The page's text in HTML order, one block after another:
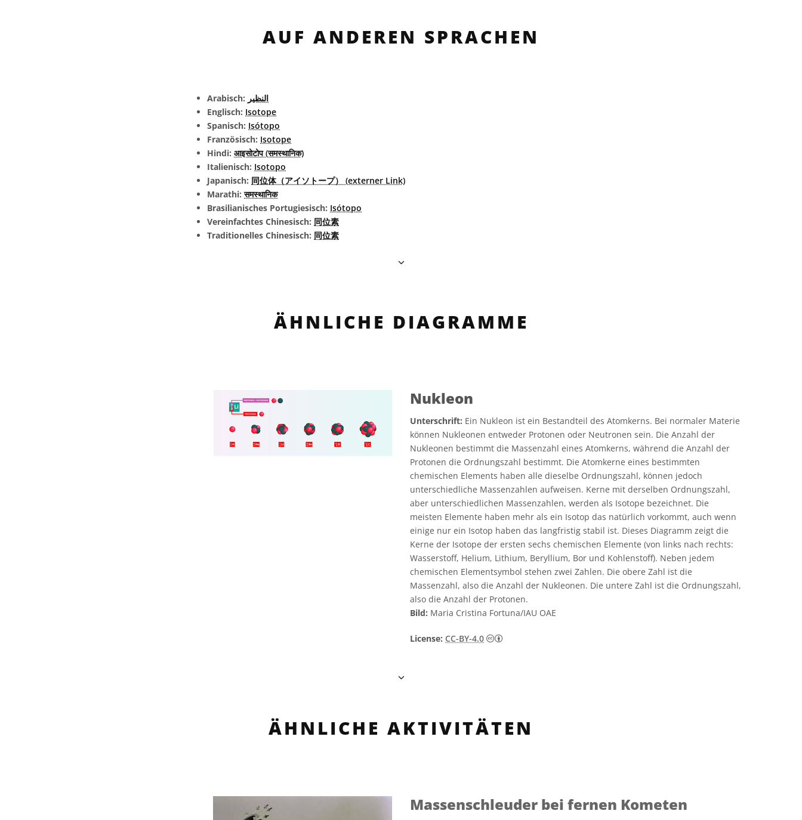
AUF ANDEREN SPRACHEN
Arabisch: النظير
Englisch: Isotope
Spanisch: Isótopo
Französisch: Isotope
Hindi: आइसोटोप (समस्थानिक)
Italienisch: Isotopo
Japanisch: 同位体（アイソトープ） (externer Link)
Marathi:समस्थानिक
Brasilianisches Portugiesisch: Isótopo
Vereinfachtes Chinesisch: 同位素
Traditionelles Chinesisch: 同位素
ÄHNLICHE DIAGRAMME
Nukleon
Unterschrift: Ein Nukleon ist ein Bestandteil des Atomkerns. Bei normaler Materie
können Nukleonen entweder Protonen oder Neutronen sein. Die Anzahl der
Nukleonen bestimmt die Massenzahl eines Atomkerns, während die Anzahl der
Protonen die Ordnungszahl bestimmt. Die Atomkerne eines bestimmten
chemischen Elements haben alle dieselbe Ordnungszahl, können jedoch
unterschiedliche Massenzahlen aufweisen. Kerne mit derselben Ordnungszahl,
aber unterschiedlichen Massenzahlen, werden als Isotope bezeichnet. Die
meisten Elemente haben mehr als ein Isotop das natürlich vorkommt, auch wenn
einige nur ein Isotop haben das langfristig stabil ist. Dieses Diagramm zeigt die
Kerne der Isotope der ersten sechs chemischen Elemente (von links nach rechts:
Wasserstoff, Helium, Lithium, Beryllium, Bor und Kohlenstoff). Neben jedem
chemischen Elementsymbol stehen zwei Zahlen. Die obere Zahl ist die
Massenzahl, also die Anzahl der Nukleonen. Die untere Zahl ist die Ordnungszahl,
also die Anzahl der Protonen.
Bild: Maria Cristina Fortuna/IAU OAE
License: CC-BY-4.0 Creative Commons Namensnennung 4.0 International (CC BY 4.0) Symbole
ÄHNLICHE AKTIVITÄTEN
Massenschleuder bei fernen Kometen